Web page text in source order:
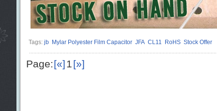
Tags: jb Mylar Polyester Film Capacitor JFA CL11 RoHS Stock Offer
Page:[«]1[»]